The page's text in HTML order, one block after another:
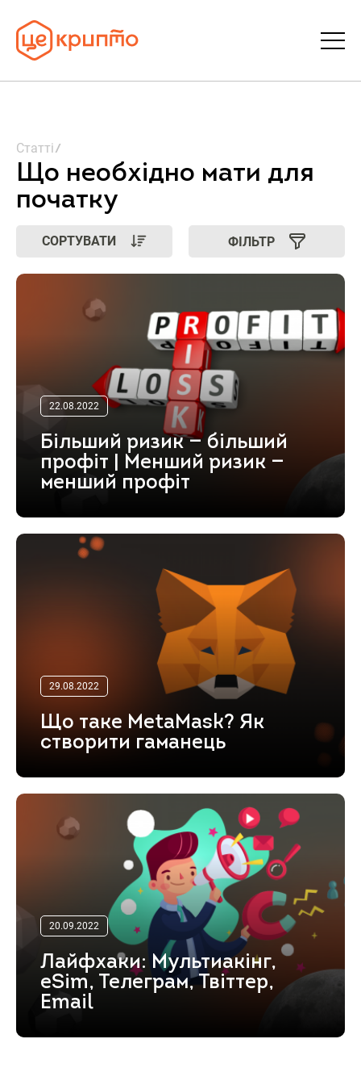
Увійти | Реєстрація
Статті
Що необхідно мати для
початку
СОРТУВАТИ ФІЛЬТР
22.08.2022
Більший ризик — більший
профіт | Менший ризик —
менший профіт
29.08.2022
Що таке MetaMask? Як
створити гаманець
20.09.2022
Лайфхаки: Мультиакінг,
eSim, Телеграм, Твіттер,
Email